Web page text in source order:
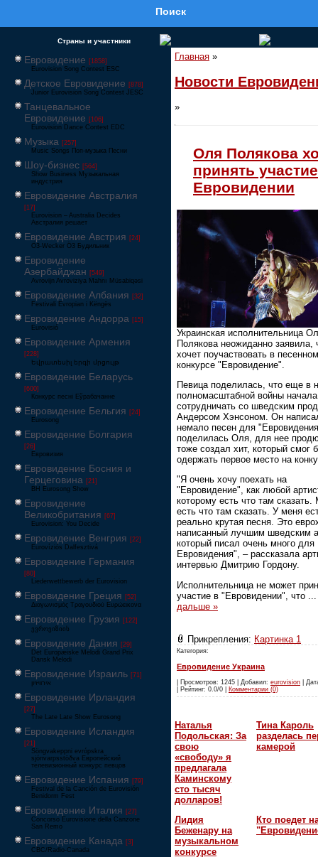
Поиск
Страны и участники
Евровидение [1858]
Eurovision Song Contest ESC
Детское Евровидение [878]
Junior Eurovision Song Contest JESC
Танцевальное
Евровидение [106]
Eurovision Dance Contest EDC
Музыка [257]
Music Songs Поп-музыка Песни
Шоу-бизнес [564]
Show Business Музыкальная
индустрия
Евровидение Австралия
[17]
Eurovision – Australia Decides
Австралия решает
Евровидение Австрия [24]
Ö3-Wecker Ö3 Будильник
Евровидение
Азербайджан [549]
Avrovijn Avroviziya Mahnı Müsabiqəsi
Евровидение Албания [32]
Festivali Evropian i Këngës
Евровидение Андорра [15]
Eurovisió
Евровидение Армения
[228]
Եվրատեսիլ երգի մրցույթ
Евровидение Беларусь
[600]
Конкурс песні Еўрабачанне
Евровидение Бельгия [24]
Eurosong
Евровидение Болгария
[26]
Евровизия
Евровидение Босния и
Герцеговина [21]
BH Eurosong Show
Евровидение
Великобритания [67]
Eurovision: You Decide
Евровидение Венгрия [22]
Eurovíziós Dalfesztivá
Евровидение Германия
[80]
Liederwettbewerb der Eurovision
Евровидение Греция [52]
Διαγωνισμός Τραγουδιού Ευρώεικονα
Евровидение Грузия [122]
ევროვიზიის
Евровидение Дания [29]
Det Europæiske Melodi Grand Prix
Dansk Melodi
Евровидение Израиль [71]
‏אירוויזיון
Евровидение Ирландия
[27]
The Late Late Show Eurosong
Евровидение Исландия
[21]
Söngvakeppni evrópskra
sjónvarpsstöðva Европейский
телевизионный конкурс певцов
Евровидение Испания [79]
Festival de la Canción de Eurovisión
Benidorm Fest
Евровидение Италия [27]
Concorso Eurovisione della Canzone
San Remo
Евровидение Канада [3]
CBC/Radio-Canada
Главная »
Новости
»
Оля Полякова
принять
Евровидении
Украинская исполнительница
Полякова неожиданно заявила,
хочет поучаствовать в песенном
конкурсе "Евровидение".
Певица поделилась, что еще в
полномасштабной войны начала
сотрудничать со шведским
Андерсом Хэнсоном. Он
немало песен для
поделилась Оля, для нее
тоже создал хит, который смог
одержать первое место на
"Я очень хочу поехать на
"Евровидение", как любой
которому есть что там сказать.
есть что там сказать. У меня
реально крутая песня. Это
написанный лучшим шведским
который писал очень много для
Евровидения", – рассказала
интервью Дмитрию Гордону.
Исполнительница не может
участие в "Евровидении", что
дальше »
Прикрепления: Картинка 1
Категория:
Евровидение Украина
| Просмотров: 1245 | Добавил: eurovision |
| Рейтинг: 0.0/0 | Комментарии (0)
Наталья
Подольская: За
свою
«свободу» я
предлагала
Каминскому
сто тысяч
долларов!
Тина Кароль
разделась
камерой
Лидия
Беженару на
музыкальном
конкурсе
Кто поедет